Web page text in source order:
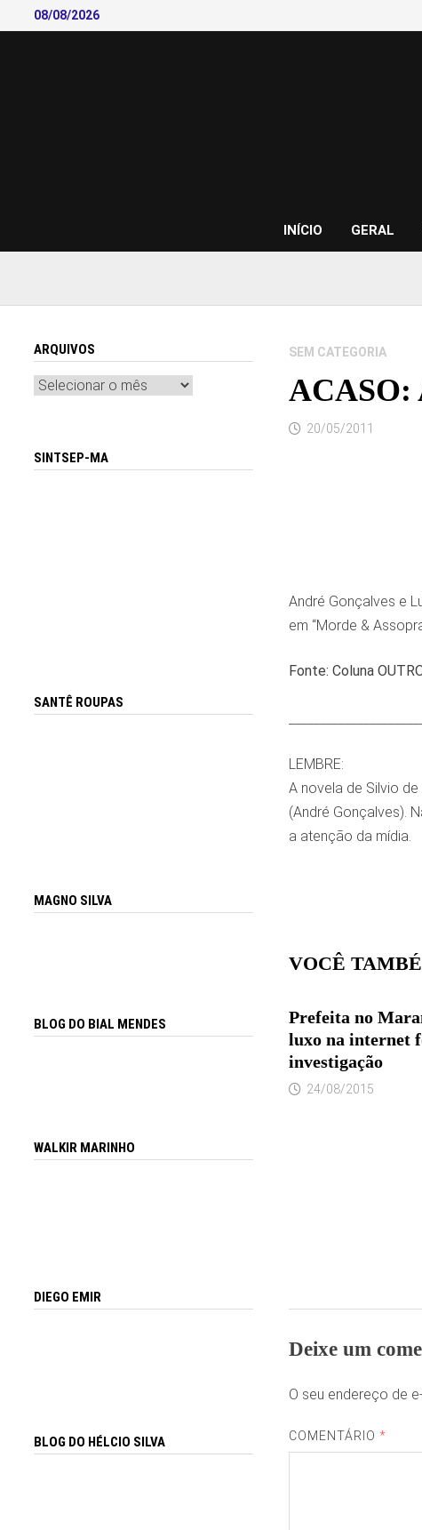
to
08/08/2026
INÍCIO GERAL
SEM CATEGORIA
ACASO:
20/05/2011
André Gonçalves e
em “Morde &
Fonte: Coluna
LEMBRE:
A novela de Silvio
(André Gonçalves).
a atenção da mídia.
VOCÊ
Prefeita no
luxo na internet
investigação
24/08/2015
Deixe um
O seu endereço de
COMENTÁRIO*
ARQUIVOS
Arquivos
SINTSEP-MA
SANTÊ ROUPAS
MAGNO SILVA
BLOG DO BIAL MENDES
WALKIR MARINHO
DIEGO EMIR
BLOG DO HÉLCIO SILVA